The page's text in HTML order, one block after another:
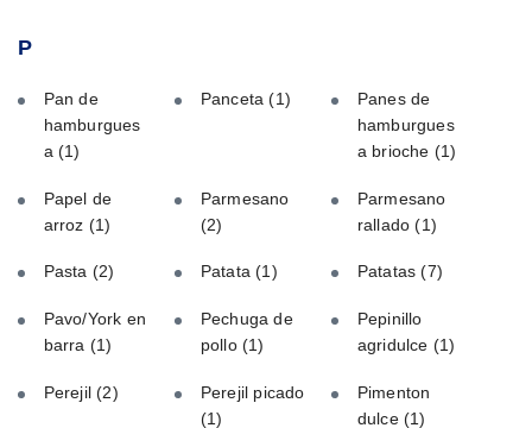
P
Pan de
hamburgues
a (1)
Panceta(1)
Panes de
hamburgues
a brioche (1)
Papel de
arroz (1)
Parmesano
(2)
Parmesano
rallado(1)
Pasta (2) Patata(1) Patatas(7)
Pavo/York en
barra (1)
Pechuga de
pollo (1)
Pepinillo
agridulce (1)
Perejil(2)
Perejil picado
(1)
Pimenton
dulce(1)